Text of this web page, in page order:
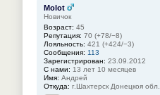
Molot
Новичок
Возраст: 45
Репутация: 70 (+78/−8)
Лояльность: 421 (+424/−3)
Сообщения: 113
Зарегистрирован: 23.09.2012
С нами: 13 лет 10 месяцев
Имя: Андрей
Откуда: г.Шахтерск Донецкоя обл.